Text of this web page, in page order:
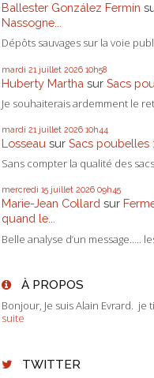
Ballester González Fermín
Nassogne...
Dépôts sauvages sur la voie
mardi 21 juillet 2026 10h58
Huberty Martha sur Sacs
Je souhaiterais ardemment le
mardi 21 juillet 2026 10h44
Losseau sur Sacs poubelles
Sans compter la qualité des
mercredi 15 juillet 2026 09h45
Marie-Jean Collard sur
quand le...
Belle analyse d’un message…..
À PROPOS
Bonjour, Je suis Alain Evrard. je
suite
TWITTER